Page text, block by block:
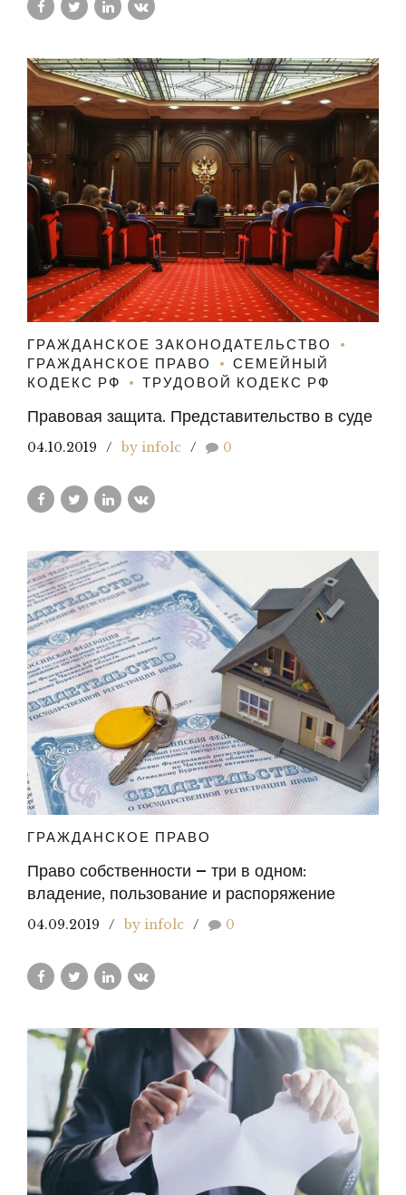
ГРАЖДАНСКОЕ ЗАКОНОДАТЕЛЬСТВО
ГРАЖДАНСКОЕ ПРАВО
СЕМЕЙНЫЙ
КОДЕКС РФ
ТРУДОВОЙ КОДЕКС РФ
Правовая защита. Представительство в суде
04.10.2019 by infolc 0
ГРАЖДАНСКОЕ ПРАВО
Право собственности – три в одном:
владение, пользование и распоряжение
04.09.2019 by infolc 0